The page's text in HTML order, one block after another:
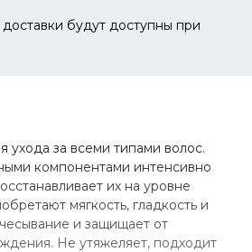
будут доступны при
за всеми типами волос.
компонентами интенсивно
их на уровне
мягкость, гладкость и
и защищает от
Не утяжеляет, подходит